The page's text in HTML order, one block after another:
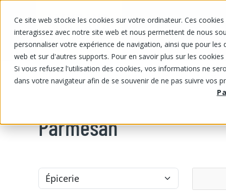
Ce site web stocke les cookies sur votre ordinateur. Ces
interagissez avec notre site web et nous permettent de nous
personnaliser votre expérience de navigation, ainsi que pour
web et sur d'autres supports. Pour en savoir plus sur les
Si vous refusez l'utilisation des cookies, vos informations ne
dans votre navigateur afin de se souvenir de ne pas suivre vos
NOS PRODUITS NOS PRIX
NOS PRODUITS/ Produits laitiers/ Fromage/Parmesan
Parmesan